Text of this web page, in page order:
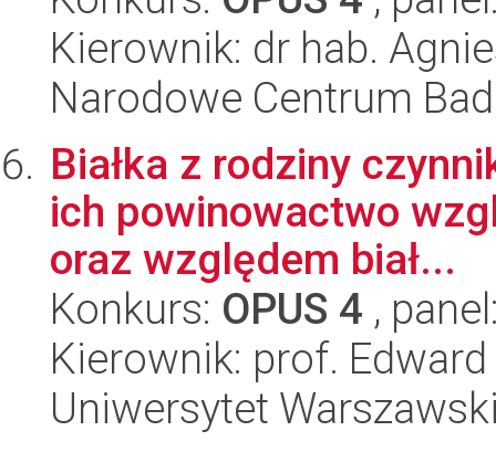
Kierownik: dr hab.
Narodowe Centrum
Białka z rodziny
ich powinowactwo
oraz względem biał...
Konkurs: OPUS 4 ,
Kierownik: prof.
Uniwersytet